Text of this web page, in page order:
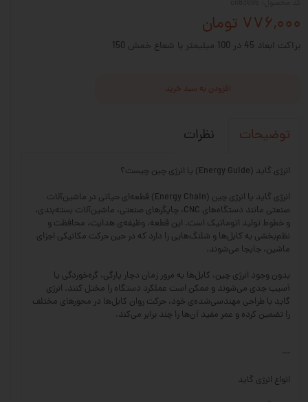
۷۷۶,۰۰۰ تومان
براکت ابعاد 45 در 100 میلیمتر با شعاع خمش 150
افزودن به سبد خرید
توضیحات نظرات
انرژی گاید (Energy Guide) یا انرژی چین چیست؟
انرژی گاید یا انرژی چین (Energy Chain) قطعه‌ای حیاتی در ماشین‌آلات
صنعتی مانند دستگاه‌های CNC، چاپگرهای صنعتی، ماشین‌آلات بسته‌بندی،
و خطوط تولید اتوماتیک است. این قطعه، وظیفه‌ی هدایت، محافظت و
نظم‌بخشی به کابل‌ها و شلنگ‌هایی را دارد که در حین حرکت مکانیکی اجزای
ماشین، جابجا می‌شوند.
بدون وجود انرژی چین، کابل‌ها به مرور زمان دچار پارگی، گره‌خوردگی یا
آسیب جدی می‌شوند و ممکن است عملکرد دستگاه را مختل کنند. انرژی
گاید با طراحی مهندسی‌شده‌ی خود، حرکت روان کابل‌ها در محورهای مختلف
را تضمین کرده و عمر مفید آن‌ها را چند برابر می‌کند.
---
انواع انرژی گاید